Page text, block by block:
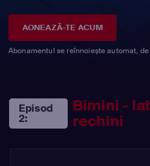
AONEAZĂ-TE ACUM
Abonamentul se reînnoiește automat,
Episod
2:
Bimini -
rechini